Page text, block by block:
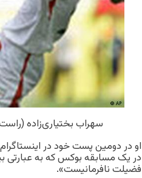
سهراب بختیاری‌زاده (راست) در جام جهانی ۲۰۰۶
او در دومین پست خود در
در یک مسابقه بوکس که به عبارتی
فضیلت نافرمانیست».